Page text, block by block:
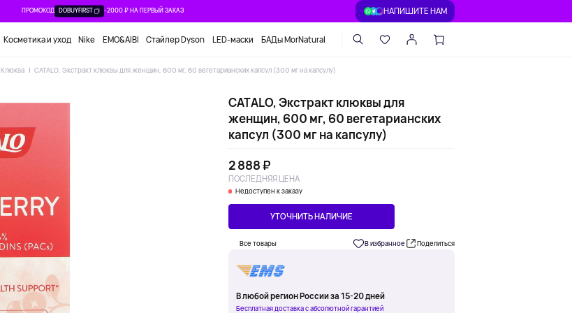
ПРОМОКОД DOBUYFIRST -2000 ₽ НА ПЕРВЫЙ ЗАКАЗ НАПИШИТЕ НАМ
Косметика и уход Nike EMO&AIBI Стайлер Dyson LED-маски БАДы MorNatural
Клюква CATALO, Экстракт клюквы для женщин, 600 мг, 60 вегетарианских капсул (300 мг на капсулу)
CATALO, Экстракт клюквы для
женщин, 600 мг, 60 вегетарианских
капсул (300 мг на капсулу)
2 888 ₽
ПОСЛЕДНЯЯ ЦЕНА
Недоступен к заказу
УТОЧНИТЬ НАЛИЧИЕ
Все товары В избранное Поделиться
В любой регион России за 15-20 дней
Бесплатная доставка с абсолютной гарантией